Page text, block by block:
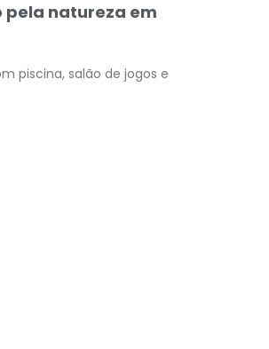
pela natureza em
piscina, salão de jogos e